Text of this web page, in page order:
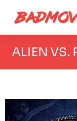
ALIEN VS.